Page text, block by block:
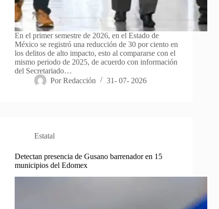
En el primer semestre de 2026, en el Estado de
México se registró una reducción de 30 por ciento en
los delitos de alto impacto, esto al compararse con el
mismo periodo de 2025, de acuerdo con información
del Secretariado…
Por Redacción 31- 07- 2026
Estatal
Detectan presencia de Gusano barrenador en 15
municipios del Edomex